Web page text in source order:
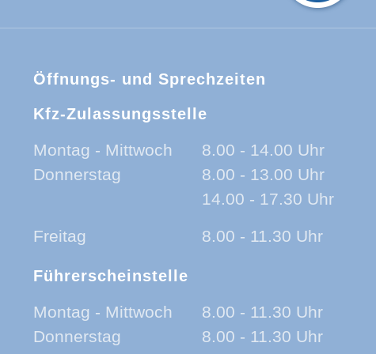
Öffnungs- und Sprechzeiten
Kfz-Zulassungsstelle
Montag - Mittwoch
8.00 - 14.00 Uhr
Donnerstag
8.00 - 13.00 Uhr
14.00 - 17.30 Uhr
Freitag 8.00 - 11.30 Uhr
Führerscheinstelle
Montag - Mittwoch
8.00 - 11.30 Uhr
Donnerstag
8.00 - 11.30 Uhr